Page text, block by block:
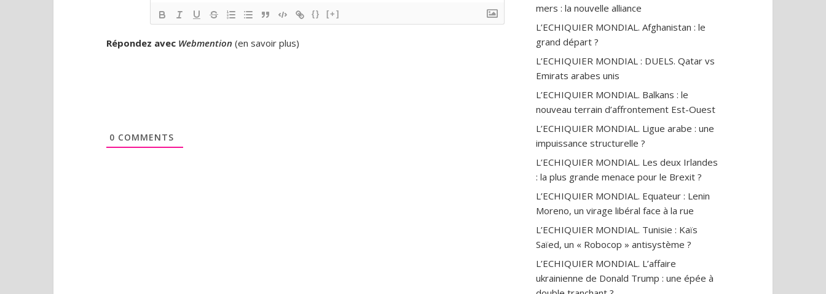
{} [+]
Répondez avec Webmention (en savoir plus)
0 COMMENTS
mers : la nouvelle alliance
L’ECHIQUIER MONDIAL. Afghanistan : le
grand départ ?
L’ECHIQUIER MONDIAL : DUELS. Qatar vs
Emirats arabes unis
L’ECHIQUIER MONDIAL. Balkans : le
nouveau terrain d’affrontement Est-Ouest
L’ECHIQUIER MONDIAL. Ligue arabe : une
impuissance structurelle ?
L’ECHIQUIER MONDIAL. Les deux Irlandes
: la plus grande menace pour le Brexit ?
L’ECHIQUIER MONDIAL. Equateur : Lenin
Moreno, un virage libéral face à la rue
L’ECHIQUIER MONDIAL. Tunisie : Kaïs
Saïed, un « Robocop » antisystème ?
L’ECHIQUIER MONDIAL. L’affaire
ukrainienne de Donald Trump : une épée à